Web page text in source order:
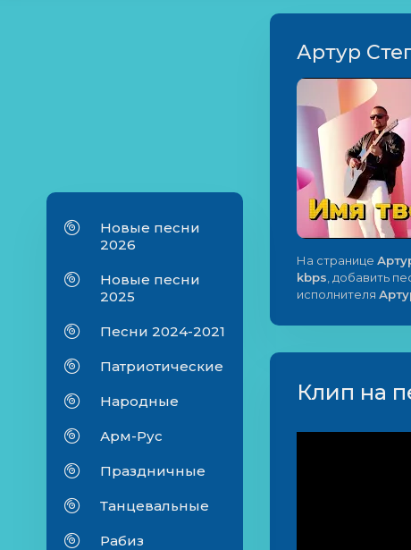
Новые песни
2026
Новые песни
2025
Песни 2024-2021
Патриотические
Народные
Арм-Рус
Праздничные
Танцевальные
Рабиз
Артур
На странице
kbps , добавить
исполнителя
Клип на